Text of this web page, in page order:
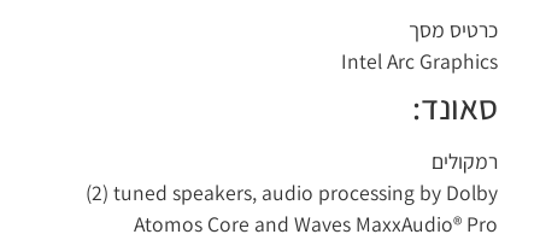
מסך
Intel Arc
(2) tuned speakers, audio processing by
Atomos Core and Waves MaxxAudio®